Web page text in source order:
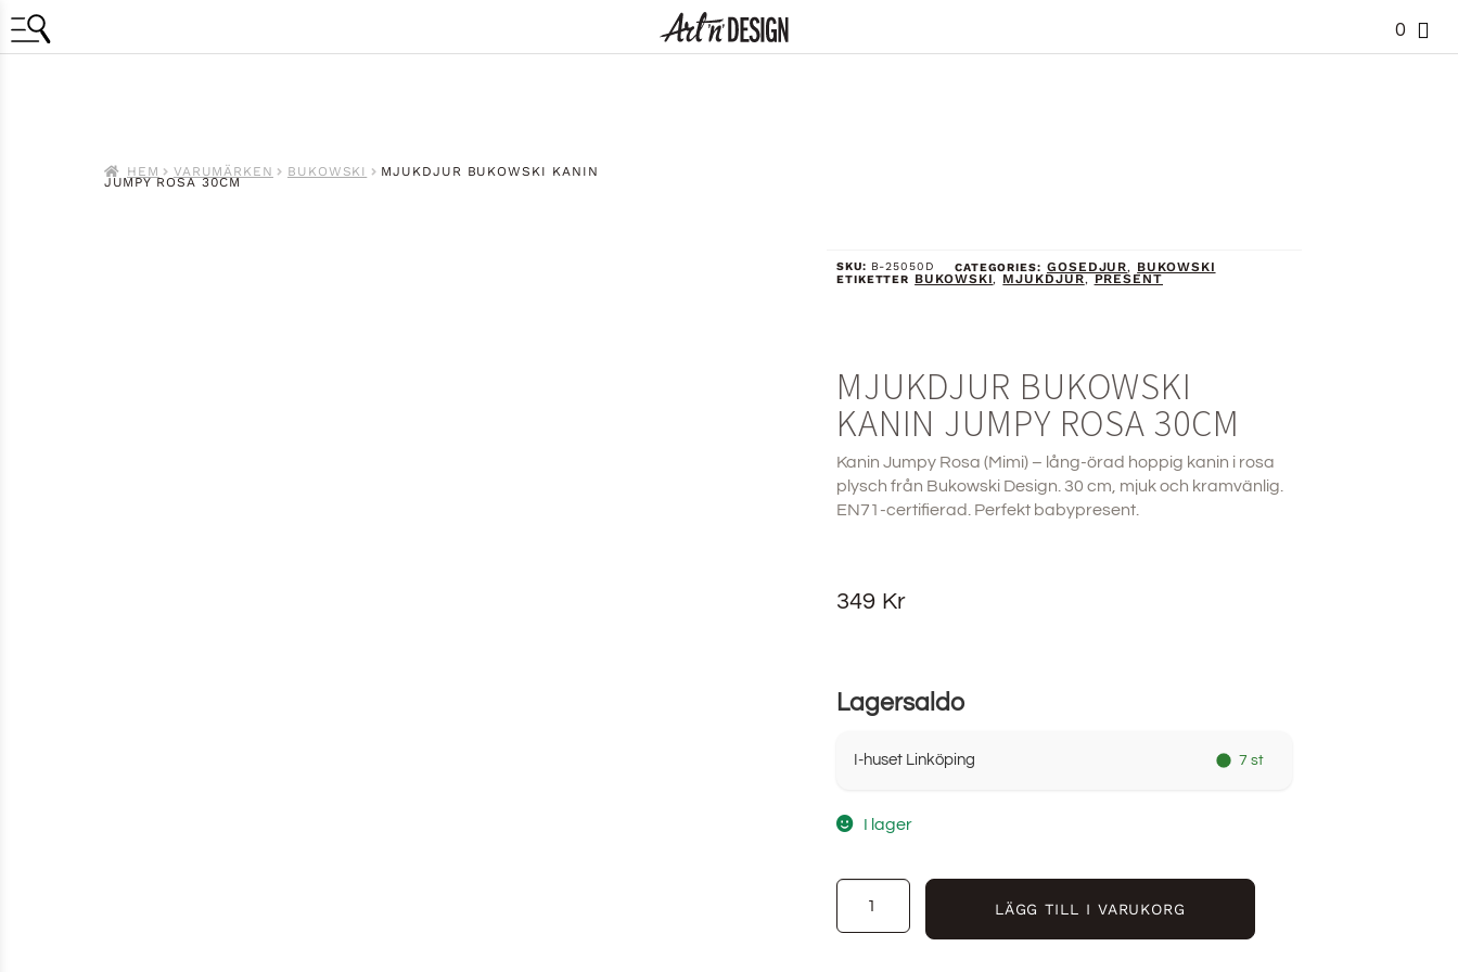
0
HEM VARUMÄRKEN BUKOWSKI MJUKDJUR BUKOWSKI KANIN
JUMPY ROSA 30CM
SKU: B-25050D CATEGORIES: GOSEDJUR, BUKOWSKI
ETIKETTER BUKOWSKI, MJUKDJUR, PRESENT
MJUKDJUR BUKOWSKI
KANIN JUMPY ROSA 30CM
Kanin Jumpy Rosa (Mimi) – lång-örad hoppig kanin i rosa
plysch från Bukowski Design. 30 cm, mjuk och kramvänlig.
EN71-certifierad. Perfekt babypresent.
349 Kr
Lagersaldo
I-huset Linköping 7 st
I lager
LÄGG TILL I VARUKORG